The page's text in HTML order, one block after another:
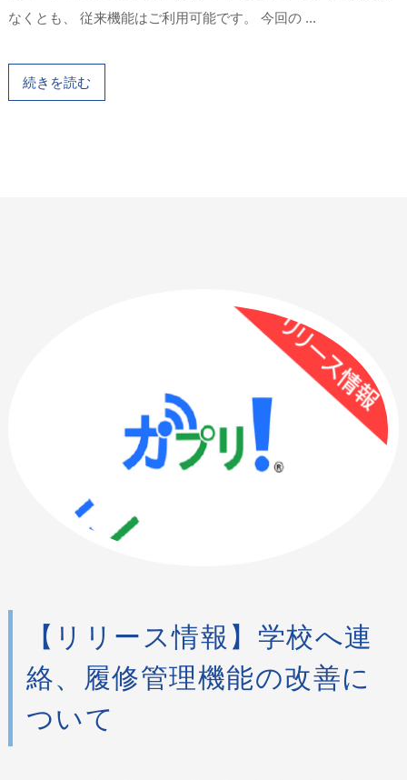
なくとも、 従来機能はご利用可能です。 今回の ...
続きを読む
【リリース情報】学校へ連
絡、履修管理機能の改善に
ついて